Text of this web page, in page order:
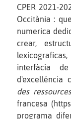
CPER 2021-
Occitània :
numerica
crear,
interfàcia
d'excelléncia
des
francesa
programa